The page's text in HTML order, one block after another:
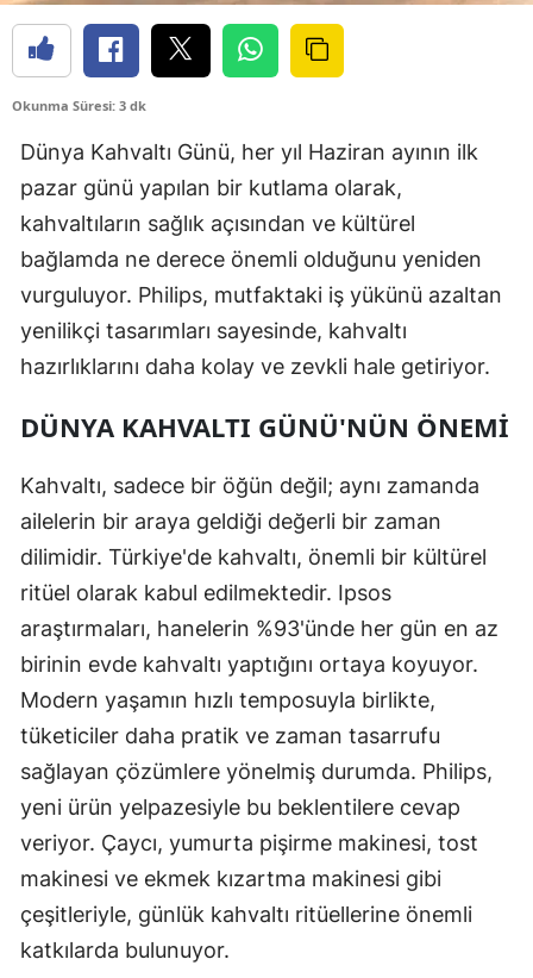
Okunma Süresi: 3 dk
Dünya Kahvaltı Günü, her yıl Haziran ayının ilk
pazar günü yapılan bir kutlama olarak,
kahvaltıların sağlık açısından ve kültürel
bağlamda ne derece önemli olduğunu yeniden
vurguluyor. Philips, mutfaktaki iş yükünü azaltan
yenilikçi tasarımları sayesinde, kahvaltı
hazırlıklarını daha kolay ve zevkli hale getiriyor.
DÜNYA KAHVALTI GÜNÜ'NÜN ÖNEMI
Kahvaltı, sadece bir öğün değil; aynı zamanda
ailelerin bir araya geldiği değerli bir zaman
dilimidir. Türkiye'de kahvaltı, önemli bir kültürel
ritüel olarak kabul edilmektedir. Ipsos
araştırmaları, hanelerin %93'ünde her gün en az
birinin evde kahvaltı yaptığını ortaya koyuyor.
Modern yaşamın hızlı temposuyla birlikte,
tüketiciler daha pratik ve zaman tasarrufu
sağlayan çözümlere yönelmiş durumda. Philips,
yeni ürün yelpazesiyle bu beklentilere cevap
veriyor. Çaycı, yumurta pişirme makinesi, tost
makinesi ve ekmek kızartma makinesi gibi
çeşitleriyle, günlük kahvaltı ritüellerine önemli
katkılarda bulunuyor.